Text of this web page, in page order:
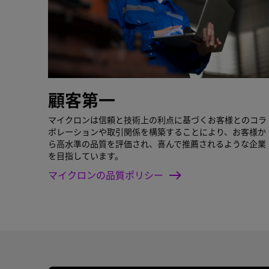
顧客第一
マイクロンは信頼と技術上の利点に基づくお客様とのコラ
ボレーションや取引関係を構築することにより、お客様か
ら高水準の品質を評価され、喜んで推薦されるような企業
を目指しています。
マイクロンの品質ポリシー